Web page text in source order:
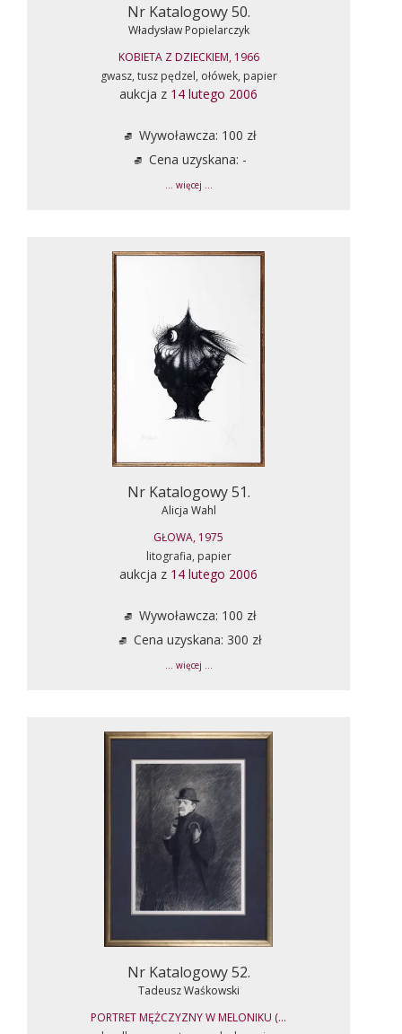
Nr Katalogowy 50.
Władysław Popielarczyk
KOBIETA Z DZIECKIEM, 1966
gwasz, tusz pędzel, ołówek, papier
aukcja z 14 lutego 2006
Wywoławcza: 100 zł
Cena uzyskana: -
... więcej ...
Nr Katalogowy 51.
Alicja Wahl
GŁOWA, 1975
litografia, papier
aukcja z 14 lutego 2006
Wywoławcza: 100 zł
Cena uzyskana: 300 zł
... więcej ...
Nr Katalogowy 52.
Tadeusz Waśkowski
PORTRET MĘŻCZYZNY W MELONIKU (...